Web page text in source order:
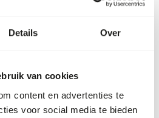
Details Over
van cookies
content en advertenties te
voor social media te bieden